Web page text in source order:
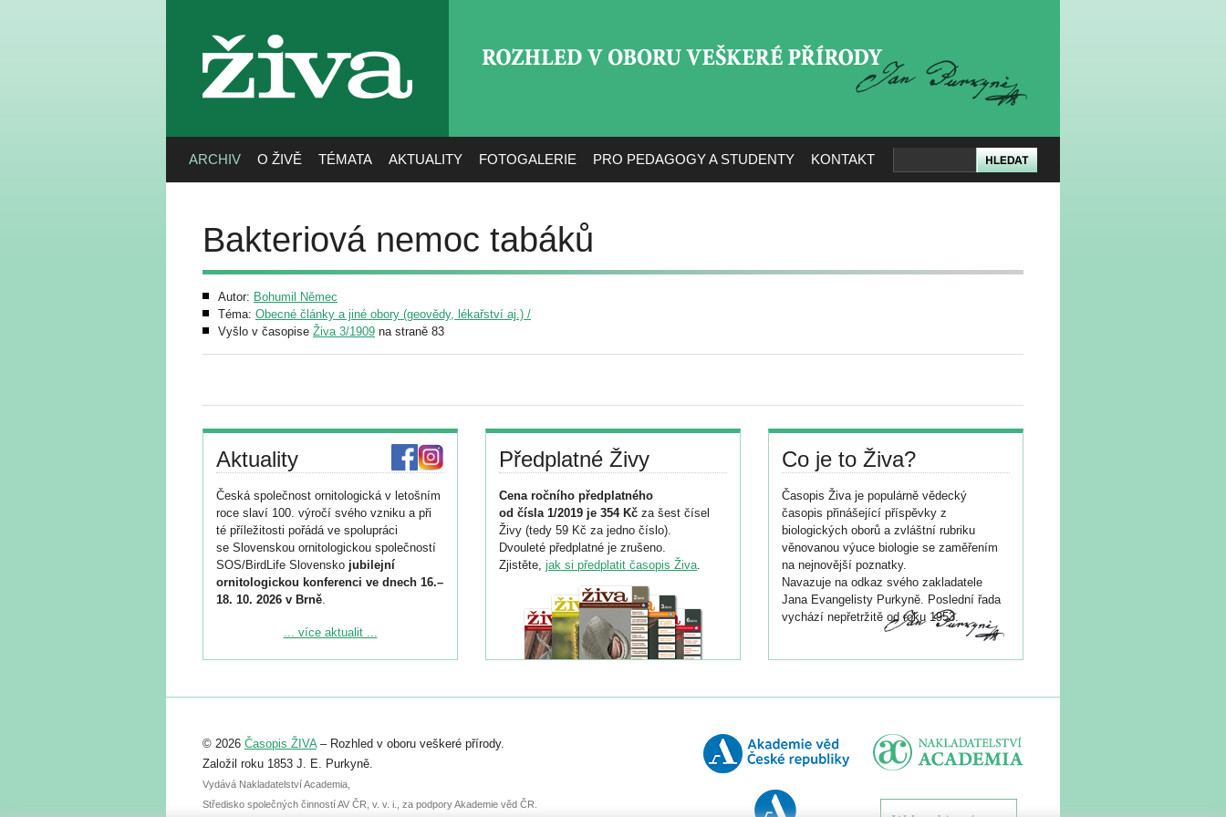
živa
ARCHIV O ŽIVĚ TÉMATA AKTUALITY FOTOGALERIE PRO PEDAGOGY A STUDENTY KONTAKT
Bakteriová nemoc tabáků
Autor: Bohumil Němec
Téma: Obecné články a jiné obory (geovědy, lékařství aj.) /
Vyšlo v časopise Živa 3/1909 na straně 83
Aktuality
Česká společnost ornitologická v letošním
roce slaví 100. výročí svého vzniku a při
té příležitosti pořádá ve spolupráci
se Slovenskou ornitologickou společností
SOS/BirdLife Slovensko jubilejní
ornitologickou konferenci ve dnech 16.–
18. 10. 2026 v Brně.
Podrobnější informace ke konferenci
Registrovat se můžete do 6. září.
abstraktu přihlášené přednášky nebo
posteru je už 30. června.
... více aktualit ...
Předplatné Živy
Cena ročního předplatného
od čísla 1/2019 je 354 Kč za šest čísel
Živy (tedy 59 Kč za jedno číslo).
Dvouleté předplatné je zrušeno.
Zjistěte, jak si předplatit časopis Živa.
Co je to Živa?
Časopis Živa je populárně vědecký
časopis přinášející příspěvky z
biologických oborů a zvláštní rubriku
věnovanou výuce biologie se zaměřením
na nejnovější poznatky.
Navazuje na odkaz svého zakladatele
Jana Evangelisty Purkyně. Poslední řada
vychází nepřetržitě od roku 1953.
© 2026 Časopis ŽIVA– Rozhled v oboru veškeré přírody.
Založil roku 1853 J. E. Purkyně.
Vydává Nakladatelství Academia,
Středisko společných činností AV ČR, v. v. i., za podpory Akademie věd ČR.